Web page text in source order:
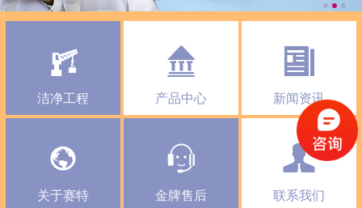
洁净工程 产品中心 新闻资讯
关于赛特 金牌售后 联系我们